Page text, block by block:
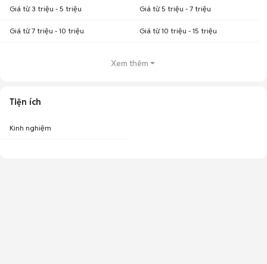
Giá từ 3 triệu - 5 triệu Giá từ 5 triệu - 7 triệu
Giá từ 7 triệu - 10 triệu Giá từ 10 triệu - 15 triệu
Xem thêm
Tiện ích
Kinh nghiệm